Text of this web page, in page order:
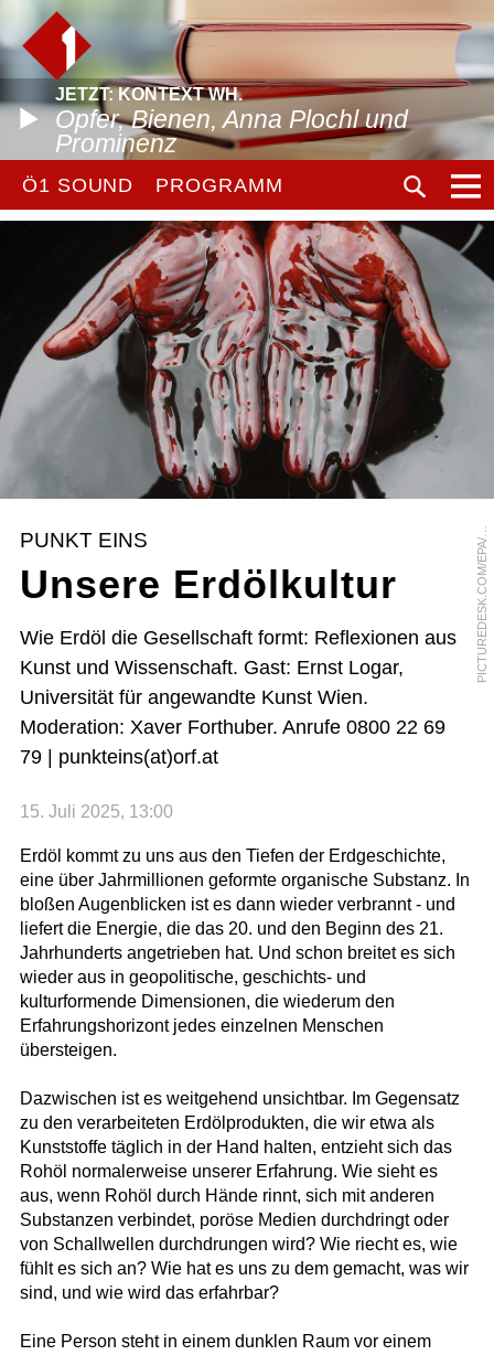
JETZT: KONTEXT WH.
Opfer, Bienen, Anna Plochl und
Prominenz
Ö1 SOUND PROGRAMM
P
I
C
T
U
R
E
D
E
S
K
.
C
O
M
/
E
P
A
/
G
E
O
R
G
E
E
S
I
R
I
PUNKT EINS
Unsere Erdölkultur
Wie Erdöl die Gesellschaft formt: Reflexionen aus
Kunst und Wissenschaft. Gast: Ernst Logar,
Universität für angewandte Kunst Wien.
Moderation: Xaver Forthuber. Anrufe 0800 22 69
79 | punkteins(at)orf.at
15. Juli 2025, 13:00
Erdöl kommt zu uns aus den Tiefen der Erdgeschichte,
eine über Jahrmillionen geformte organische Substanz. In
bloßen Augenblicken ist es dann wieder verbrannt - und
liefert die Energie, die das 20. und den Beginn des 21.
Jahrhunderts angetrieben hat. Und schon breitet es sich
wieder aus in geopolitische, geschichts- und
kulturformende Dimensionen, die wiederum den
Erfahrungshorizont jedes einzelnen Menschen
übersteigen.
Dazwischen ist es weitgehend unsichtbar. Im Gegensatz
zu den verarbeiteten Erdölprodukten, die wir etwa als
Kunststoffe täglich in der Hand halten, entzieht sich das
Rohöl normalerweise unserer Erfahrung. Wie sieht es
aus, wenn Rohöl durch Hände rinnt, sich mit anderen
Substanzen verbindet, poröse Medien durchdringt oder
von Schallwellen durchdrungen wird? Wie riecht es, wie
fühlt es sich an? Wie hat es uns zu dem gemacht, was wir
sind, und wie wird das erfahrbar?
Eine Person steht in einem dunklen Raum vor einem